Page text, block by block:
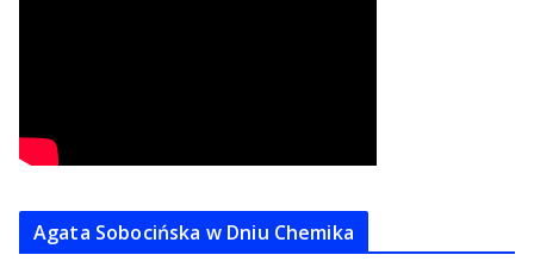
Agata Sobocińska w Dniu Chemika